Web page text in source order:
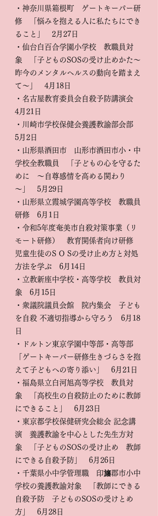
・神奈川県箱根町 ゲートキーパー研
修 「悩みを抱える人に私たちにでき
ること」 2月27日
​・仙台白百合学園小学校 教職員対
象 「子どものSOSの受け止めかた〜
昨今のメンタルヘルスの動向を踏まえ
て〜」 4月18日
・名古屋教育委員会自殺予防講演会
4月21日
・川崎市学校保健会養護教諭部会部
5月2日
・山形県酒田市 山形市酒田市小・中
学校全教職員 「子どもの心を守るた
めに ～自尊感情を高める関わり
～」 5月29日
・山形県立霞城学園高等学校 教職員
研修 6月1日
・令和5年度奄美市自殺対策事業（リ
モート研修） 教育関係者向け研修
児童生徒のS O Sの受け止め方と対処
方法を学ぶ 6月14日
・立教新座中学校・高等学校 教員対
象 6月15日
・衆議院議員会館 院内集会 子ども
を自殺 不適切指導から守ろう 6月18
日
・ドルトン東京学園中等部・高等部
「ゲートキーパー研修生きづらさを抱
えて子どもへの寄り添い」 6月21日
・福島県立白河旭高等学校 教員対
象 「高校生の自殺防止のために教師
にできること」 6月23日
・東京都学校保健研究会総会 記念講
演 養護教諭を中心とした先生方対
象 「子どものSOSの受け止め 教師
にできる自殺予防」 6月26日
・千葉県小中学管理職 印旛郡市小中
学校の養護教諭対象 「教師にできる
自殺予防 子どものSOSの受けとめ
方」 6月28日